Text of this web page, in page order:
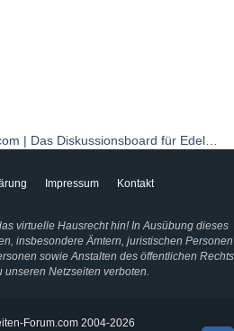
Diskussionsboard für Edelmetalle & Rohstoffe
Impressum Kontakt
virtuelle Hausrecht hin! In Ausübung dieses
insbesondere Ämtern, juristischen Personen
sowie Anstalten des öffentlichen Rechts
unseren Netzseiten verboten.
Forum.com 2004-2026